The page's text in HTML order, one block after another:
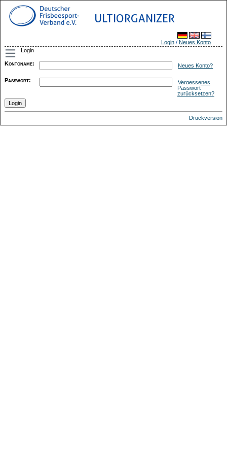
ULTIORGANIZER
Login / Neues Konto
Login
Kontoname: Neues Konto?
Passwort:
Vergessenes
Passwort
zurücksetzen?
Druckversion